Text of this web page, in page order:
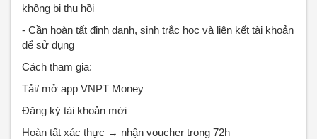
không bị thu hồi
- Cần hoàn tất định danh, sinh trắc học và liên kết tài khoản
để sử dụng
Cách tham gia:
Tải/ mở app VNPT Money
Đăng ký tài khoản mới
Hoàn tất xác thực → nhận voucher trong 72h